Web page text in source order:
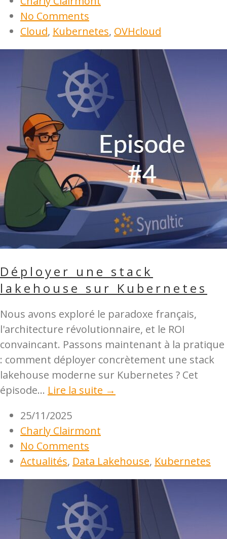
No Comments
Cloud, Kubernetes, OVHcloud
Déployer une stack
lakehouse sur Kubernetes
Nous avons exploré le paradoxe français,
l'architecture révolutionnaire, et le ROI
convaincant. Passons maintenant à la pratique
: comment déployer concrètement une stack
lakehouse moderne sur Kubernetes ? Cet
épisode... Lire la suite →
25/11/2025
Charly Clairmont
No Comments
Actualités, Data Lakehouse, Kubernetes